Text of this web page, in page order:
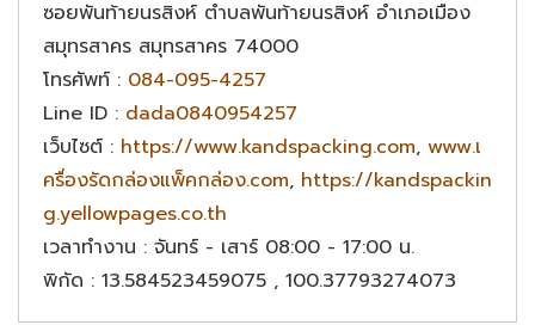
ซอยพันท้ายนรสิงห์ ตำบลพันท้ายนรสิงห์ อำเภอเมือง
สมุทรสาคร สมุทรสาคร 74000
โทรศัพท์ : 084-095-4257
Line ID : dada0840954257
เว็บไซต์ : https://www.kandspacking.com, www.เ
ครื่องรัดกล่องแพ็คกล่อง.com, https://kandspackin
g.yellowpages.co.th
เวลาทำงาน : จันทร์ - เสาร์ 08:00 - 17:00 น.
พิกัด : 13.584523459075 , 100.37793274073